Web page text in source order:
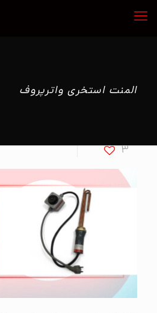
المنت استخری واترپروف
3